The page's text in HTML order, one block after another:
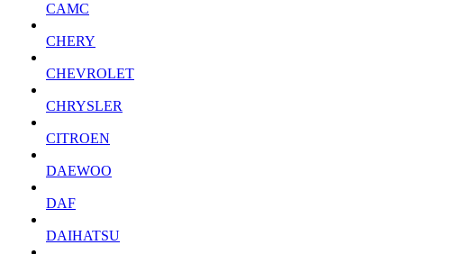
CAMC
CHERY
CHEVROLET
CHRYSLER
CITROEN
DAEWOO
DAF
DAIHATSU